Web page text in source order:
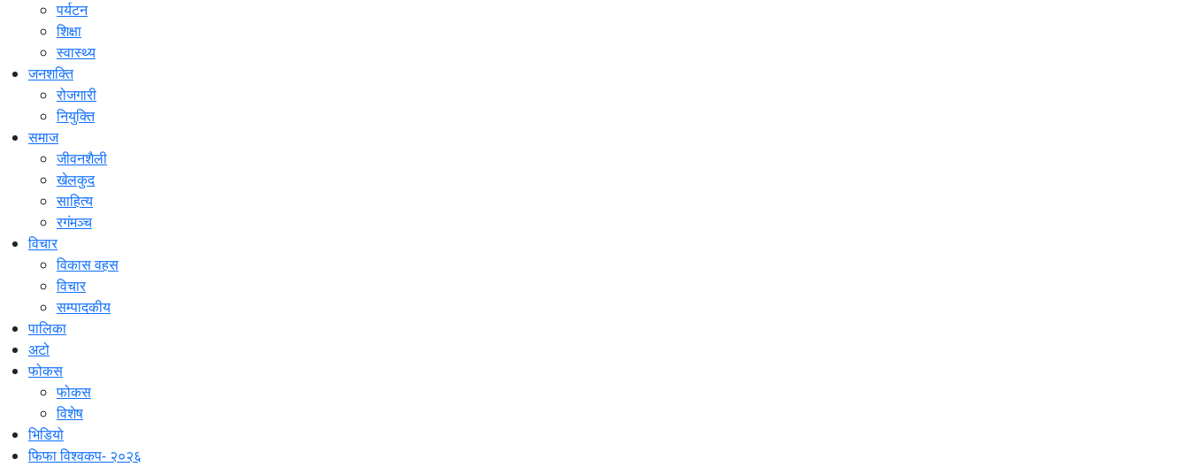
पर्यटन
शिक्षा
स्वास्थ्य
जनशक्ति
रोजगारी
नियुक्ति
समाज
जीवनशैली
खेलकुद
साहित्य
रगंमञ्च
विचार
विकास वहस
विचार
सम्पादकीय
पालिका
अटो
फोकस
फोकस
विशेष
भिडियो
फिफा विश्वकप- २०२६